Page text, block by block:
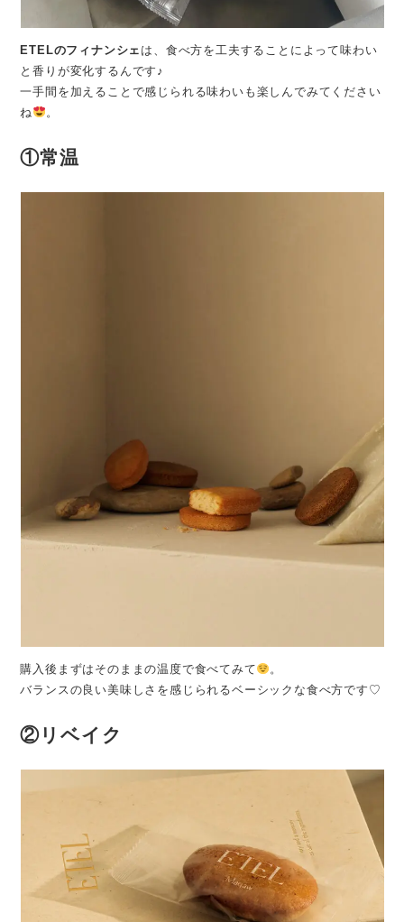
ETELのフィナンシェ は、食べ方を工夫することによって味わい
と香りが変化するんです♪
一手間を加えることで感じられる味わいも楽しんでみてください
ね
。
①常温
購入後まずはそのままの温度で食べてみて
。
バランスの良い美味しさを感じられるベーシックな食べ方です♡
②リベイク